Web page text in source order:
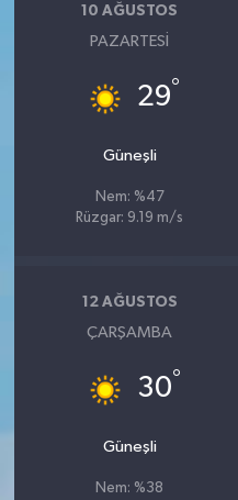
10 AĞUSTOS
PAZARTESI
29°
Güneşli
Nem: %47
Rüzgar: 9.19 m/s
12 AĞUSTOS
ÇARŞAMBA
30°
Güneşli
Nem: %38